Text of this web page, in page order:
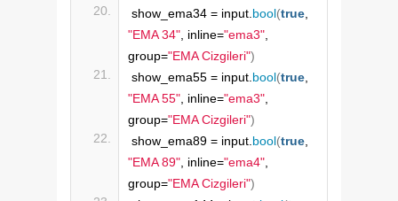
show_ema34 = input. bool(true
"EMA 34" , inline="ema3"
group="EMA Cizgileri")
show_ema55 = input. bool(true
"EMA 55" , inline="ema3"
group="EMA Cizgileri")
show_ema89 = input. bool(true
"EMA 89" , inline="ema4"
group="EMA Cizgileri")